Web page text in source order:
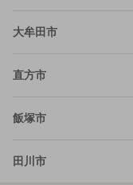
大牟田市
直方市
飯塚市
田川市